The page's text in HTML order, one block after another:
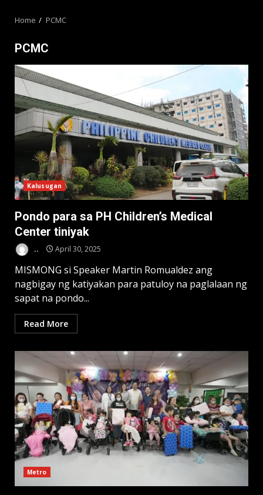
Home PCMC
PCMC
Kalusugan
Pondo para sa PH Children’s Medical
Center tiniyak
.. April 30, 2025
MISMONG si Speaker Martin Romualdez ang
nagbigay ng katiyakan para patuloy na paglalaan ng
sapat na pondo...
Read More
Metro